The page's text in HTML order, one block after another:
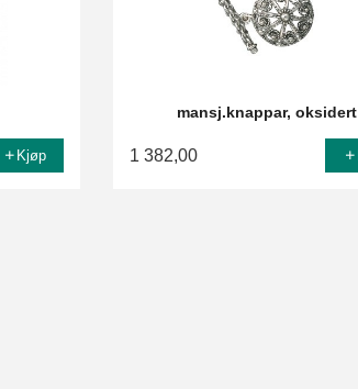
Kjøp
mansj.knappar, oksidert
1 382,00